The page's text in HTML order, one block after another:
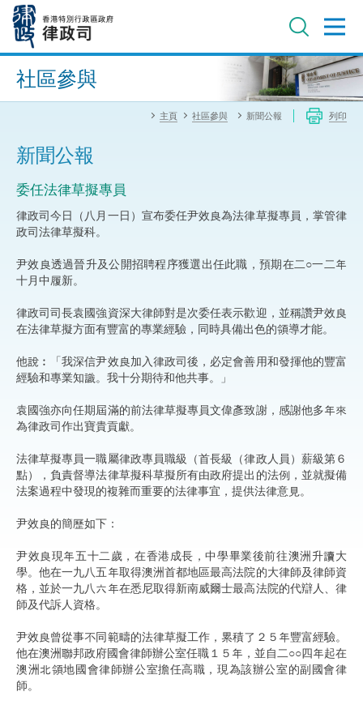
內
進階搜尋
社區參與
主頁 社區參與 新聞公報 列印
新聞公報
委任法律草擬專員
律政司今日（八月一日）宣布委任尹效良為法律草擬專員，掌管律
政司法律草擬科。
尹效良透過晉升及公開招聘程序獲選出任此職，預期在二○一二年
十月中履新。
律政司司長袁國強資深大律師對是次委任表示歡迎，並稱讚尹效良
在法律草擬方面有豐富的專業經驗，同時具備出色的領導才能。
他說︰「我深信尹效良加入律政司後，必定會善用和發揮他的豐富
經驗和專業知識。我十分期待和他共事。」
袁國強亦向任期屆滿的前法律草擬專員文偉彥致謝，感謝他多年來
為律政司作出寶貴貢獻。
法律草擬專員一職屬律政專員職級（首長級（律政人員）薪級第６
點），負責督導法律草擬科草擬所有由政府提出的法例，並就擬備
法案過程中發現的複雜而重要的法律事宜，提供法律意見。
尹效良的簡歷如下：
尹效良現年五十二歲，在香港成長，中學畢業後前往澳洲升讀大
學。他在一九八五年取得澳洲首都地區最高法院的大律師及律師資
格，並於一九八六年在悉尼取得新南威爾士最高法院的代辯人、律
師及代訴人資格。
尹效良曾從事不同範疇的法律草擬工作，累積了２５年豐富經驗。
他在澳洲聯邦政府國會律師辦公室任職１５年，並自二○○四年起在
澳洲北領地國會律師辦公室擔任高職，現為該辦公室的副國會律
師。